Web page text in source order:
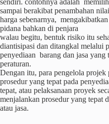
sendiri. contohnya adalah
sampai berakibat penambahan
harga sebenarnya,
pidana bahkan di penjara
walau begitu, bentuk risiko itu
diantisipasi dan ditangkal melalui
penyediaan barang dan jasa yang
peraturan.
Dengan itu, para pengelola projek
prosedur yang tepat pada
tepat, atau pelaksanaan proyek
menjalankan prosedur yang tepat
atau jasa.